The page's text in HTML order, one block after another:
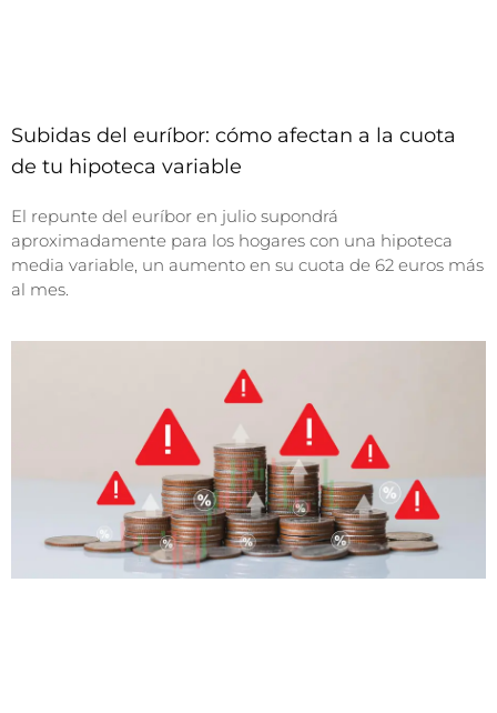
Subidas del euríbor: cómo afectan a la cuota
de tu hipoteca variable
El repunte del euríbor en julio supondrá
aproximadamente para los hogares con una hipoteca
media variable, un aumento en su cuota de 62 euros más
al mes.